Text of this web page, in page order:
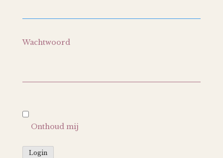
Wachtwoord
Onthoud mij
Login